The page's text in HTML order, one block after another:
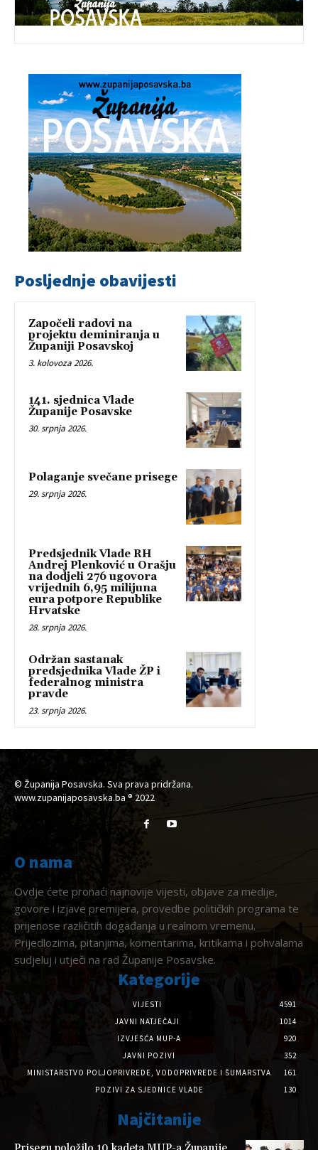
Posljednje obavijesti
Započeli radovi na
projektu deminiranja u
Županiji Posavskoj
3. kolovoza 2026.
141. sjednica Vlade
Županije Posavske
30. srpnja 2026.
Polaganje svečane prisege
29. srpnja 2026.
Predsjednik Vlade RH
Andrej Plenković u Orašju
na dodjeli 276 ugovora
vrijednih 6,95 milijuna
eura potpore Republike
Hrvatske
28. srpnja 2026.
Održan sastanak
predsjednika Vlade ŽP i
federalnog ministra
pravde
23. srpnja 2026.
© Županija Posavska. Sva prava pridržana.
www.zupanijaposavska.ba ® 2022
O nama
Ovdje ćete pronaći najnovije vijesti, objave za medije,
govore i izjave premijera, provedbe političkih programa te
prijenose različitih događanja u realnom vremenu.
Prijedlozima, pitanjima, komentarima, kritikama i pohvalama
sudjeluj i utječi na rad Županije Posavske.
Kategorije
VIJESTI
4591
JAVNI NATJEČAJI
1014
IZVJEŠĆA MUP-A
920
JAVNI POZIVI
352
MINISTARSTVO POLJOPRIVREDE, VODOPRIVREDE I ŠUMARSTVA
161
POZIVI ZA SJEDNICE VLADE
130
Najčitanije